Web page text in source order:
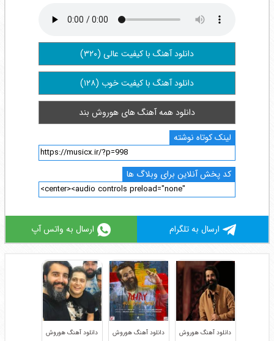
دانلود آهنگ با کیفیت عالی (۳۲۰)
دانلود آهنگ با کیفیت خوب (۱۲۸)
دانلود همه آهنگ های هوروش بند
لینک کوتاه نوشته
کد پخش آنلاین برای وبلاگ ها
ارسال به تلگرام ارسال به واتس آپ
دانلود آهنگ هوروش دانلود آهنگ هوروش دانلود آهنگ هوروش